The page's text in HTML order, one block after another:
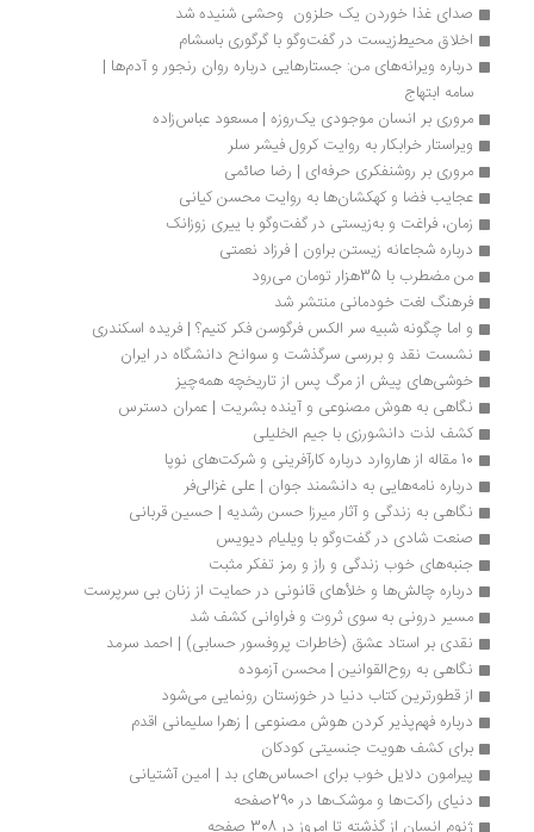
صدای غذا خوردن یک حلزون  وحشی شنیده شد
اخلاق محیط‌زیست در گفت‌وگو با گرگوری باسشام
درباره ویرانه‌های من: جستارهایی درباره‌ روان رنجور و آدم‌ها |
سامه ابتهاج
مروری بر انسان موجودی یک‌روزه | مسعود عباس‌زاده
ویراستار خرابکار به روایت کرول فیشر سلر
مروری بر روشنفکری حرفه‌ای | رضا صائمی
عجایب فضا و کهکشان‌ها به روایت محسن کیانی
زمان، فراغت و به‌زیستی در گفت‌وگو با ییری زوزانک
درباره شجاعانه زیستن براون | فرزاد نعمتی
من مضطرب با 35هزار تومان می‌رود
فرهنگ لغت خودمانی منتشر شد
و اما چگونه شبیه سر الکس فرگوسن فکر کنیم؟ | فریده اسکندری
نشست نقد و بررسی سرگذشت و سوانح دانشگاه در ایران
خوشی‌های پیش از مرگ پس از تاریخچه‌ همه‌چیز
نگاهی به هوش مصنوعی و آینده بشریت | عمران دسترس
کشف لذت دانشورزى با جیم الخلیلی
درباره نامه‌هایی به دانشمند جوان | علی غزالی‌فر
نگاهی به زندگی و آثار میرزا حسن رشدیه | حسین قربانی
صنعت شادی در گفت‌وگو با ویلیام دیویس
جنبه‌های خوب زندگی و راز و رمز تفکر مثبت
درباره چالش‌ها و خلأهای قانونی در حمایت از زنان بی سرپرست
مسیر درونی به سوی ثروت و فراوانی کشف شد
نقدی بر استاد عشق (خاطرات پروفسور حسابی) | احمد سرمد
نگاهی به روح‌القوانین | محسن آزموده
از قطورترین کتاب دنیا در خوزستان رونمایی می‌شود
درباره فهم‌پذیر کردن هوش مصنوعی | زهرا سلیمانی اقدم
برای کشف هویت جنسیتی کودکان
پیرامون دلایل خوب برای احساس‌های بد | امین آشتیانی
دنیای راکت‌ها و موشک‌ها در 290صفحه